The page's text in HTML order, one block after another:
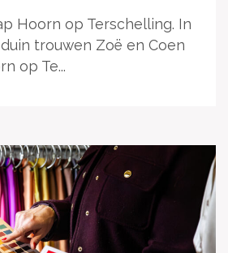
Hoorn op Terschelling. In
trouwen Zoë en Coen
op Te...